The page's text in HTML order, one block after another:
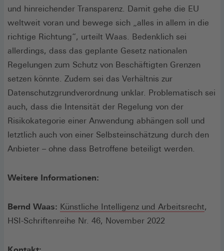
und hinreichender Transparenz. Damit gehe die EU
weltweit voran und bewege sich „alles in allem in die
richtige Richtung“, urteilt Waas. Bedenklich sei
allerdings, dass das geplante Gesetz nationalen
Regelungen zum Schutz von Beschäftigten Grenzen
setzen könnte. Zudem sei das Verhältnis zur
Datenschutzgrundverordnung unklar. Problematisch sei
auch, dass die Intensität der Regelung von der
Risikokategorie einer Anwendung abhängen soll und
letztlich auch von einer Selbsteinschätzung durch den
Anbieter – ohne dass Betroffene beteiligt werden.
Weitere Informationen:
Bernd Waas: Künstliche Intelligenz und Arbeitsrecht,
HSI-Schriftenreihe Nr. 46, November 2022